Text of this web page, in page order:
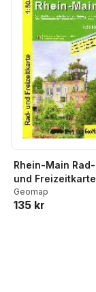
Rhein-Main Rad-
und Freizeitkarte
1:50 000
Geomap
135 kr